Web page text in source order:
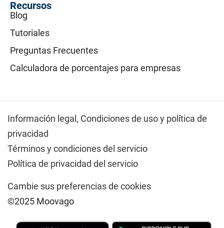
Recursos
Blog
Tutoriales
Preguntas Frecuentes
Calculadora de porcentajes para empresas
Información legal, Condiciones de uso y política de
privacidad
Términos y condiciones del servicio
Política de privacidad del servicio
Cambie sus preferencias de cookies
©2025 Moovago